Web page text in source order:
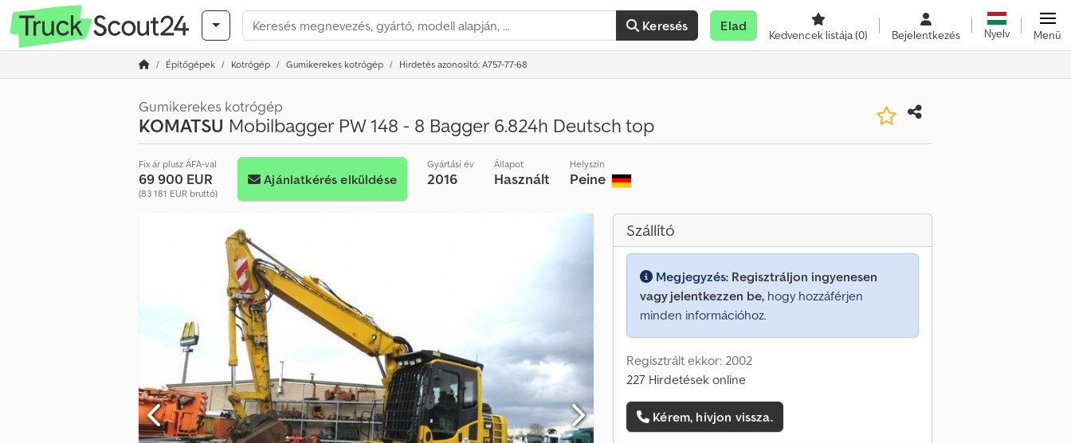
Keresés Elad
Kedvencek listája(0) Bejelentkezés Nyelv Menü
Építőgépek Kotrógép Gumikerekes kotrógép Hirdetés azonosító: A757-77-68
Gumikerekes kotrógép
KOMATSU Mobilbagger PW 148 - 8 Bagger 6.824h Deutsch top
Fix ár plusz ÁFA-val
69 900 EUR
(83 181 EUR bruttó)
Ajánlatkérés elküldése
Gyártási év
2016
Állapot
Használt
Helyszín
Peine
Szállító
Megjegyzés: Regisztráljon ingyenesen
vagy jelentkezzen be, hogy hozzáférjen
minden információhoz.
Regisztrált ekkor: 2002
227 Hirdetések online
Kérem, hívjon vissza.